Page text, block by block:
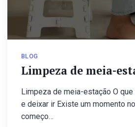
BLOG
Limpeza de meia-
Limpeza de meia-estação O
e deixar ir Existe um momento
começo…